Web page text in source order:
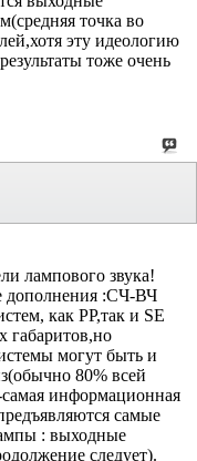
точка во
эту идеологию
тоже очень
лампового звука!
дополнения :СЧ-ВЧ
как РР,так и SE
габаритов,но
могут быть и
80% всей
информационная
самые
: выходные
следует).